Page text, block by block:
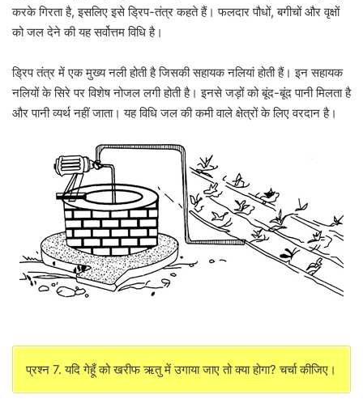
करके गिरता है, इसलिए इसे ड्रिप-तंत्र कहते हैं। फलदार पौधों, बगीचों और वृक्षों
को जल देने की यह सर्वोत्तम विधि है।
ड्रिप तंत्र में एक मुख्य नली होती है जिसकी सहायक नलियां होती हैं। इन सहायक
नलियों के सिरे पर विशेष नोजल लगी होती है। इनसे जड़ों को बूंद-बूंद पानी मिलता है
और पानी व्यर्थ नहीं जाता। यह विधि जल की कमी वाले क्षेत्रों के लिए वरदान है।
प्रश्न 7. यदि गेहूँ को खरीफ ऋतु में उगाया जाए तो क्या होगा? चर्चा कीजिए।